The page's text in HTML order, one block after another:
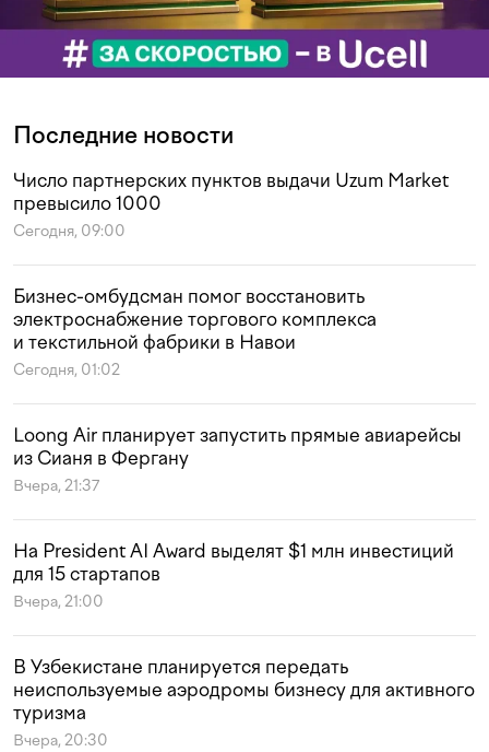
Последние новости
Число партнерских пунктов выдачи Uzum Market
превысило 1000
Сегодня, 09:00
Бизнес-омбудсман помог восстановить
электроснабжение торгового комплекса
и текстильной фабрики в Навои
Сегодня, 01:02
Loong Air планирует запустить прямые авиарейсы
из Сианя в Фергану
Вчера, 21:37
На President AI Award выделят $1 млн инвестиций
для 15 стартапов
Вчера, 21:00
В Узбекистане планируется передать
неиспользуемые аэродромы бизнесу для активного
туризма
Вчера, 20:30